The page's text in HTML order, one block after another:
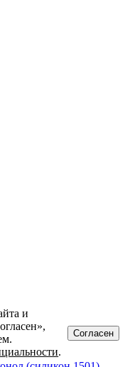
и
.
Согласен